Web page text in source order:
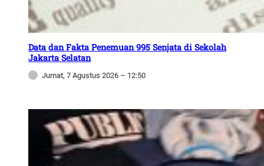
Data dan Fakta Penemuan 995 Senjata di Sekolah
Jakarta Selatan
Jumat, 7 Agustus 2026 – 12:50